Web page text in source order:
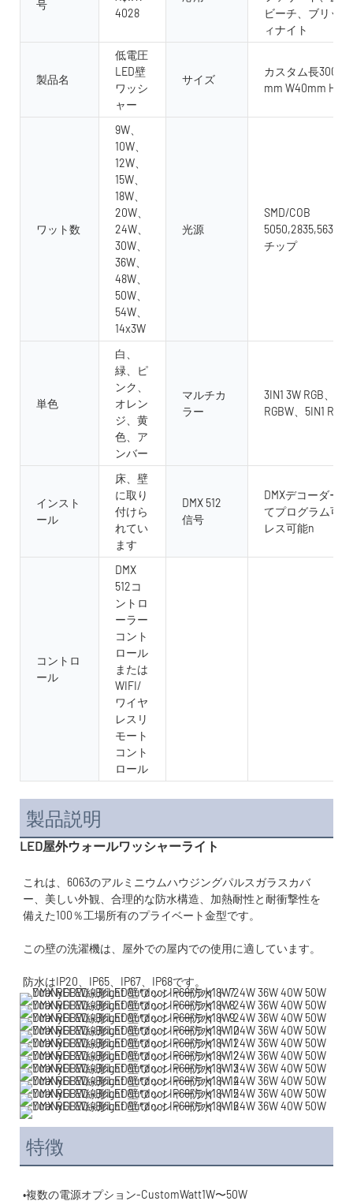
号
4028
ビーチ、ブリッ
ィナイト
製品名
低電圧
LED壁
ワッシ
ャー
サイズ
カスタム長
mm W40mm
ワット数
9W、
10W、
12W、
15W、
18W、
20W、
24W、
30W、
36W、
48W、
50W、
54W、
14x3W
光源
SMD/COB
チップ
単色
白、
緑、ピ
ンク、
オレン
ジ、黄
色、ア
ンバー
マルチカ
ラー
3IN1 3W RGB、4 in
RGBW、5IN1
インスト
ール
床、壁
に取り
付けら
れてい
ます
DMX 512
信号
DMXデコーダー
てプログラム可
レス可能n
コントロ
ール
DMX
512コ
ントロ
ーラー
コント
ロール
または
WIFI/
ワイヤ
レスリ
モート
コント
ロール
製品説明
LED屋外ウォールワッシャーライト
これは、6063のアルミニウムハウジングパルスガラスカバ
ー、美しい外観、合理的な防水構造、加熱耐性と耐衝撃性を
特徴